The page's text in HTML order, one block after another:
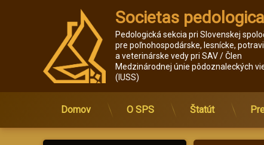
Prejsť
Societas
Pedologická sekcia pri Slovenskej
pre poľnohospodárske, lesnícke,
a veterinárske vedy pri SAV / Člen
Medzinárodnej únie pôdoznaleckých
(IUSS)
Domov O SPS Štatút